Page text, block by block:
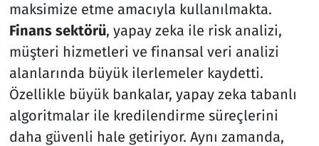
maksimize etme amacıyla kullanılmakta.
Finans sektörü, yapay zeka ile risk analizi,
müşteri hizmetleri ve finansal veri analizi
alanlarında büyük ilerlemeler kaydetti.
Özellikle büyük bankalar, yapay zeka tabanlı
algoritmalar ile kredilendirme süreçlerini
daha güvenli hale getiriyor. Aynı zamanda,